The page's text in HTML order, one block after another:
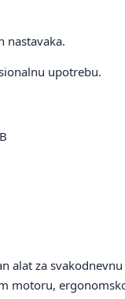
nastavaka.
upotrebu.
alat za
motoru,